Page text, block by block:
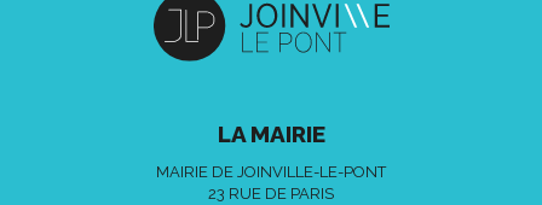
LA MAIRIE
MAIRIE DE JOINVILLE-LE-PONT
23 RUE DE PARIS